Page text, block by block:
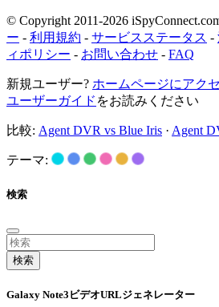
© Copyright 2011-2026
ー - 利用規約 - サービスステータス -
ィポリシー - お問い合わせ - FAQ
新規ユーザー? ホームページにアク
ユーザーガイド をお読みください
比較: Agent DVR vs Blue Iris · Agent
テーマ:
検索
検索
Galaxy Note3ビデオURLジェネレーター